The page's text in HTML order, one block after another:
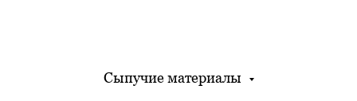
Сыпучие материалы